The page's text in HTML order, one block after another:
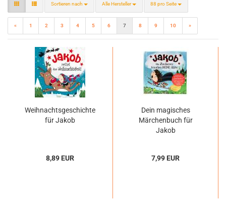
Sortieren nach
Sortieren nach Alle Hersteller 88 pro Seite
pro Seite
« 1 2 3 4 5 6 7 8 9 10 »
Weihnachtsgeschichte
für Jakob
8,89 EUR
Dein magisches
Märchenbuch für
Jakob
7,99 EUR